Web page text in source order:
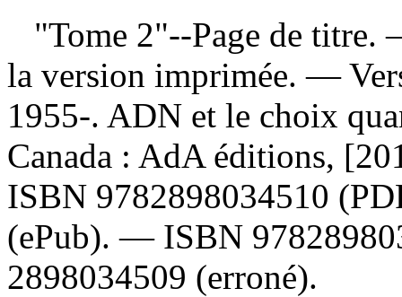
"Tome 2"--Page de titre.
la version imprimée. —
1955-. ADN et le choix
Canada : AdA éditions,
ISBN 9782898034510
(ePub). — ISBN
2898034509 (erroné).